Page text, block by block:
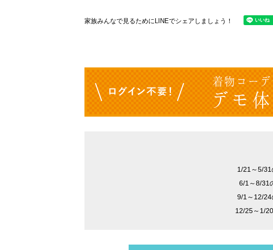
家族みんなで見るためにLINEでシェアしましょう！
1/21～5/
6/1～8/31
9/1～12/24
12/25～1/